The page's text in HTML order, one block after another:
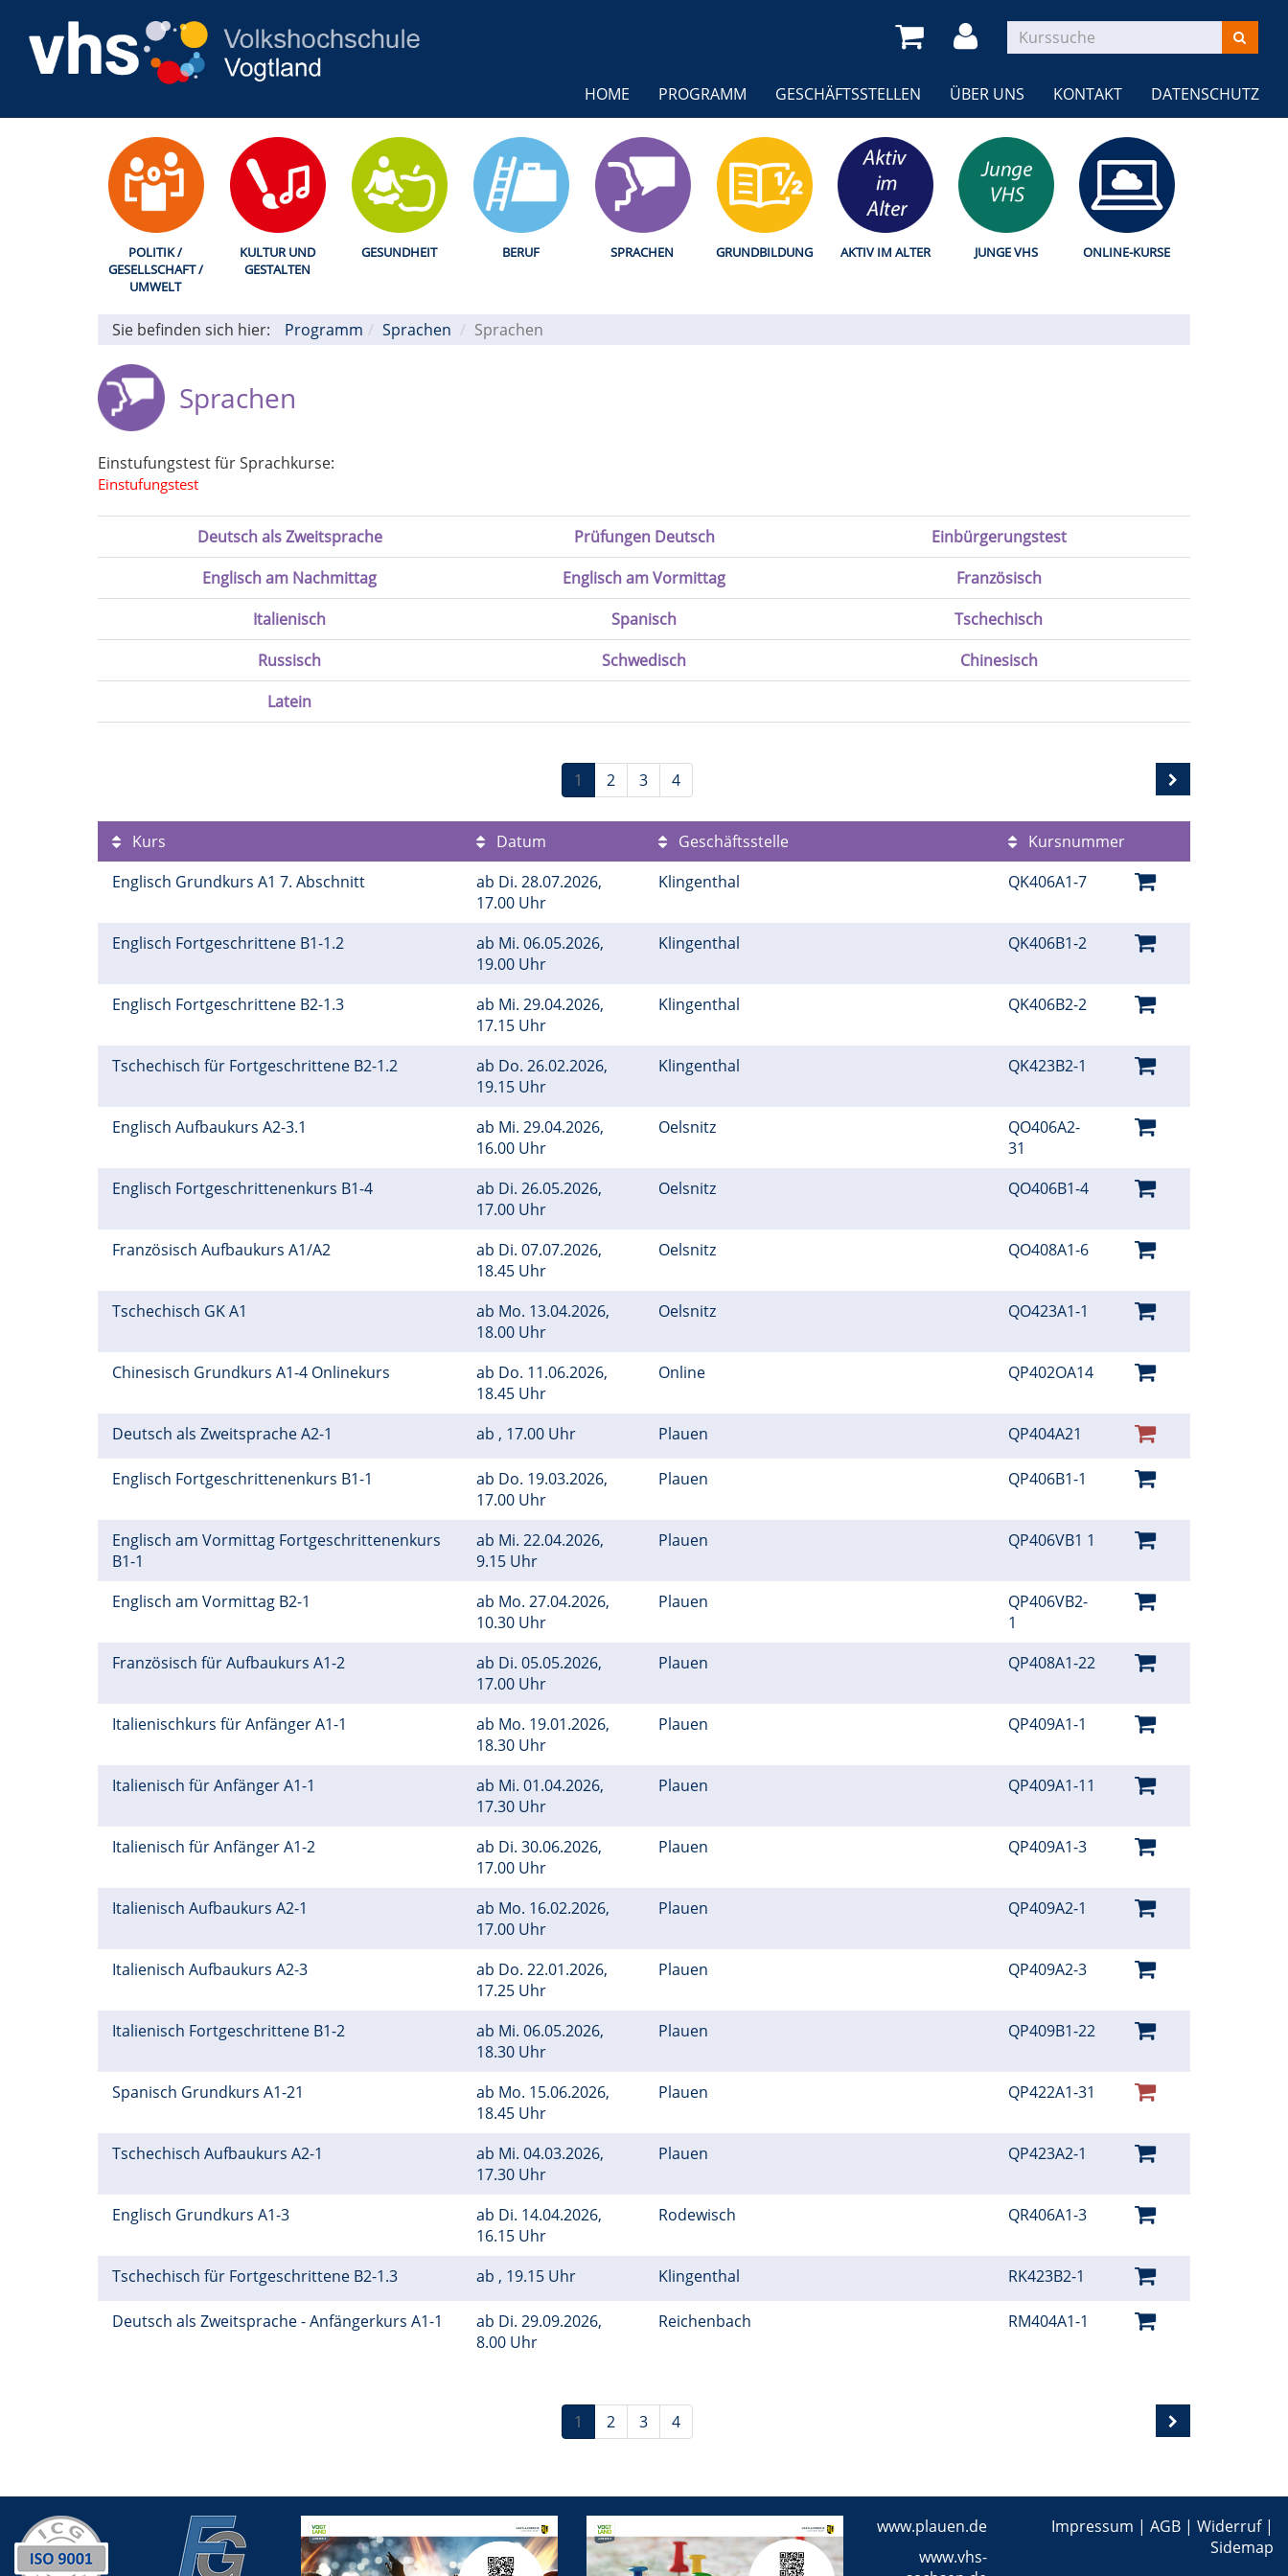
HOME PROGRAMM GESCHÄFTSSTELLEN ÜBER UNS KONTAKT DATENSCHUTZ
POLITIK /
GESELLSCHAFT /
UMWELT
KULTUR UND
GESTALTEN
GESUNDHEIT BERUF SPRACHEN GRUNDBILDUNG AKTIV IM ALTER JUNGE VHS ONLINE-KURSE
Sie befinden sich hier: Programm Sprachen Sprachen
Sprachen
Einstufungstest für Sprachkurse:
Einstufungstest
Deutsch als Zweitsprache Prüfungen Deutsch
Einbürgerungstest
Englisch am Nachmittag
Englisch am Vormittag
Französisch
Italienisch
Spanisch
Tschechisch
Russisch
Schwedisch
Chinesisch
Latein
1 2 3 4
Kurs Datum Geschäftsstelle
Kursnummer
Englisch Grundkurs A1 7. Abschnitt
ab Di. 28.07.2026,
17.00 Uhr
Klingenthal QK406A1-7
Englisch Fortgeschrittene B1-1.2 ab Mi. 06.05.2026,
19.00 Uhr
Klingenthal QK406B1-2
Englisch Fortgeschrittene B2-1.3 ab Mi. 29.04.2026,
17.15 Uhr
Klingenthal QK406B2-2
Tschechisch für Fortgeschrittene B2-1.2 ab Do. 26.02.2026,
19.15 Uhr
Klingenthal QK423B2-1
Englisch Aufbaukurs A2-3.1 ab Mi. 29.04.2026,
16.00 Uhr
Oelsnitz
QO406A2-
31
Englisch Fortgeschrittenenkurs B1-4
ab Di. 26.05.2026,
17.00 Uhr
Oelsnitz QO406B1-4
Französisch Aufbaukurs A1/A2 ab Di. 07.07.2026,
18.45 Uhr
Oelsnitz QO408A1-6
Tschechisch GK A1 ab Mo. 13.04.2026,
18.00 Uhr
Oelsnitz QO423A1-1
Chinesisch Grundkurs A1-4 Onlinekurs ab Do. 11.06.2026,
18.45 Uhr
Online QP402OA14
Deutsch als Zweitsprache A2-1 ab , 17.00 Uhr Plauen QP404A21
Englisch Fortgeschrittenenkurs B1-1 ab Do. 19.03.2026,
17.00 Uhr
Plauen QP406B1-1
Englisch am Vormittag Fortgeschrittenenkurs
B1-1
ab Mi. 22.04.2026,
9.15 Uhr
Plauen QP406VB1 1
Englisch am Vormittag B2-1 ab Mo. 27.04.2026,
10.30 Uhr
Plauen
QP406VB2-
1
Französisch für Aufbaukurs A1-2
ab Di. 05.05.2026,
17.00 Uhr
Plauen QP408A1-22
Italienischkurs für Anfänger A1-1 ab Mo. 19.01.2026,
18.30 Uhr
Plauen QP409A1-1
Italienisch für Anfänger A1-1 ab Mi. 01.04.2026,
17.30 Uhr
Plauen QP409A1-11
Italienisch für Anfänger A1-2 ab Di. 30.06.2026,
17.00 Uhr
Plauen QP409A1-3
Italienisch Aufbaukurs A2-1 ab Mo. 16.02.2026,
17.00 Uhr
Plauen QP409A2-1
Italienisch Aufbaukurs A2-3 ab Do. 22.01.2026,
17.25 Uhr
Plauen QP409A2-3
Italienisch Fortgeschrittene B1-2 ab Mi. 06.05.2026,
18.30 Uhr
Plauen QP409B1-22
Spanisch Grundkurs A1-21 ab Mo. 15.06.2026,
18.45 Uhr
Plauen QP422A1-31
Tschechisch Aufbaukurs A2-1 ab Mi. 04.03.2026,
17.30 Uhr
Plauen QP423A2-1
Englisch Grundkurs A1-3 ab Di. 14.04.2026,
16.15 Uhr
Rodewisch QR406A1-3
Tschechisch für Fortgeschrittene B2-1.3 ab , 19.15 Uhr Klingenthal RK423B2-1
Deutsch als Zweitsprache - Anfängerkurs A1-1 ab Di. 29.09.2026,
8.00 Uhr
Reichenbach RM404A1-1
1 2 3 4
www.plauen.de
www.vhs-
Impressum | AGB| Widerruf|
Sidemap